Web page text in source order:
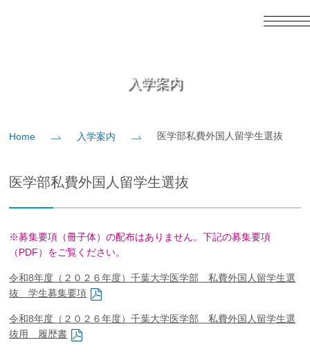
研究
入学案内
社会貢献
企業の方大学院志望の方医学部志望の方卒業生の方在学生・教員の方
お問い合わせ交通アクセス
入学案内
Home 入学案内 医学部私費外国人留学生選抜
医学部私費外国人留学生選抜
※募集要項（冊子体）の配布はありません。下記の募集要項
（PDF）をご覧ください。
令和8年度（２０２６年度）千葉大学医学部 私費外国人留学生選
抜 学生募集要項
令和8年度（２０２６年度）千葉大学医学部 私費外国人留学生選
抜用 履歴書